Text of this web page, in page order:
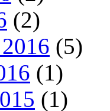
(2)
(5)
(1)
(1)